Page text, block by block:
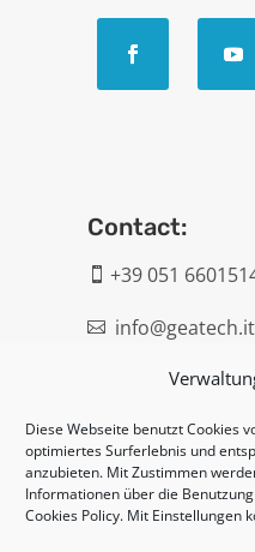
Diese Webseite benutzt Cookies
optimiertes Surferlebnis und
anzubieten. Mit Zustimmen
Informationen über die
Cookies Policy. Mit Einstellungen
Contact:
 +39 051
 info@geatech.it
UNI EN ISO 9001:
Legal:
Privacy policy